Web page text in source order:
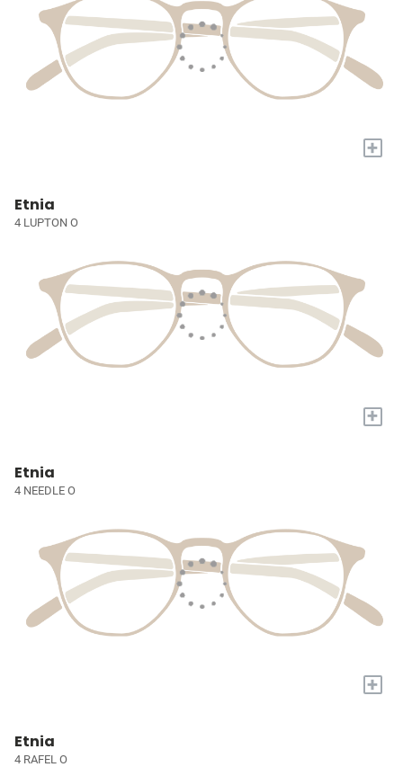
+
Etnia
4 LUPTON O
+
Etnia
4 NEEDLE O
+
Etnia
4 RAFEL O